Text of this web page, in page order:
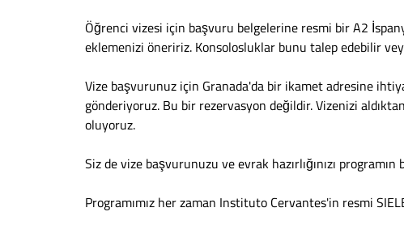
Öğrenci vizesi için başvuru belgelerine resmi bir A2
eklemenizi öneririz. Konsolosluklar bunu talep edebilir
Vize başvurunuz için Granada'da bir ikamet adresine
gönderiyoruz. Bu bir rezervasyon değildir. Vizenizi
oluyoruz.
Siz de vize başvurunuzu ve evrak hazırlığınızı
Programımız her zaman Instituto Cervantes'in resmi